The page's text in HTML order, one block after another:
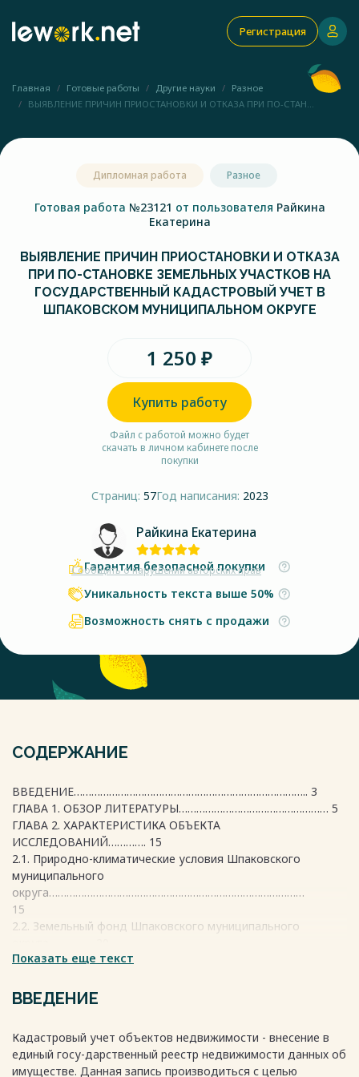
Регистрация
Главная Готовые работы Другие науки
Разное
ВЫЯВЛЕНИЕ ПРИЧИН ПРИОСТАНОВКИ И ОТКАЗА ПРИ ПО-СТАН...
Дипломная работа Разное
Готовая работа №23121 от пользователя Райкина
Екатерина
ВЫЯВЛЕНИЕ ПРИЧИН ПРИОСТАНОВКИ И ОТКАЗА
ПРИ ПО-СТАНОВКЕ ЗЕМЕЛЬНЫХ УЧАСТКОВ НА
ГОСУДАРСТВЕННЫЙ КАДАСТРОВЫЙ УЧЕТ В
ШПАКОВСКОМ МУНИЦИПАЛЬНОМ ОКРУГЕ
1 250 ₽
Купить работу
Файл с работой можно будет
скачать в личном кабинете после
покупки
Страниц: 57Год написания: 2023
Райкина Екатерина
Сообщить о нарушении авторских прав
Гарантия безопасной покупки
Уникальность текста выше 50%
Возможность снять с продажи
СОДЕРЖАНИЕ
ВВЕДЕНИЕ…………………………………………………………………….. 3
ГЛАВА 1. ОБЗОР ЛИТЕРАТУРЫ…………………………………………… 5
ГЛАВА 2. ХАРАКТЕРИСТИКА ОБЪЕКТА
ИССЛЕДОВАНИЙ…………. 15
2.1. Природно-климатические условия Шпаковского
муниципального
округа……………………………………………………………………………
15
2.2. Земельный фонд Шпаковского муниципального
ГЛАВА 3. ЦЕЛЬ, ЗАДАЧИ И МЕТОДИКИ
ГЛАВА 4. РЕЗУЛЬТАТЫ ИССЛЕДОВАНИЙ………………………………
учета зе-мельных участков в Шпаковском муниципальном
округе…………………
Показать еще текст
ВВЕДЕНИЕ
Кадастровый учет объектов недвижимости - внесение в
единый госу-дарственный реестр недвижимости данных об
имуществе. Данная запись производиться с целью